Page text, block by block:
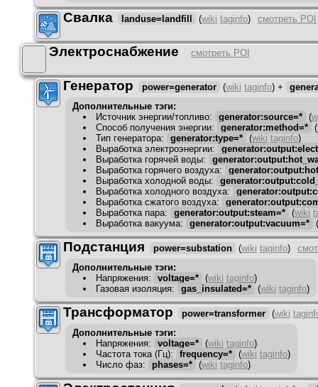
Свалка landuse=landfill (wiki taginfo) смотреть POI
Электроснабжение смотреть POI
Генератор power=generator (wiki taginfo) +
Дополнительные тэги:
Источник энергии/топливо: generator:source=* (
Способ получения энергии: generator:method=* (
Тип генератора: generator:type=* (wiki taginfo)
Выработка электроэнергии:
Выработка горячей воды:
Выработка горячего воздуха:
Выработка холодной воды:
Выработка холодного воздуха:
Выработка сжатого воздуха:
Выработка пара: generator:output:steam=* (wiki
Выработка вакуума: generator:output:vacuum=* (
Подстанция power=substation (wiki taginfo)
Дополнительные тэги:
Напряжения: voltage=* (wiki taginfo)
Газовая изоляция: gas_insulated=* (wiki taginfo)
Трансформатор power=transformer (wiki
Дополнительные тэги:
Напряжения: voltage=* (wiki taginfo)
Частота тока (Гц): frequency=* (wiki taginfo)
Число фаз: phases=* (wiki taginfo)